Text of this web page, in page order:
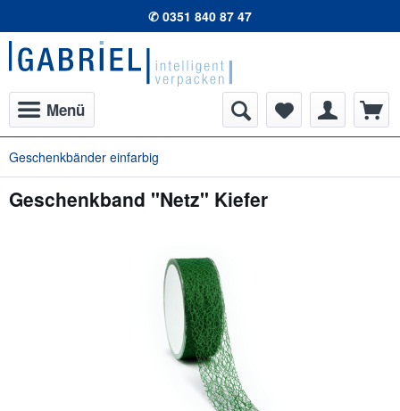
✆ 0351 840 87 47
Menü
Geschenkbänder einfarbig
Geschenkband "Netz" Kiefer